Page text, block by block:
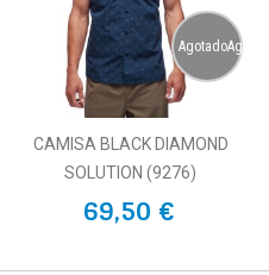
AgotadoAgotado
CAMISA BLACK DIAMOND
SOLUTION (9276)
69,50 €